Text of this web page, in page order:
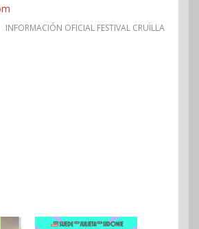
INFORMACIÓN OFICIAL FESTIVAL CRUÏLLA